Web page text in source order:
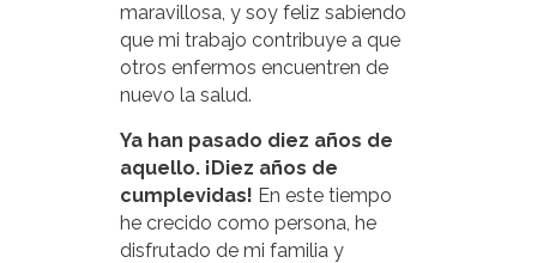
maravillosa, y soy feliz sabiendo
que mi trabajo contribuye a que
otros enfermos encuentren de
nuevo la salud.
Ya han pasado diez años de
aquello. ¡Diez años de
cumplevidas! En este tiempo
he crecido como persona, he
disfrutado de mi familia y